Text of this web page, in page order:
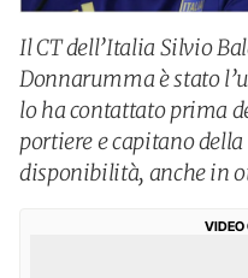
Il CT dell’Italia Silvio
Donnarumma è stato
lo ha contattato prima
portiere e capitano
disponibilità, anche in
VIDEO